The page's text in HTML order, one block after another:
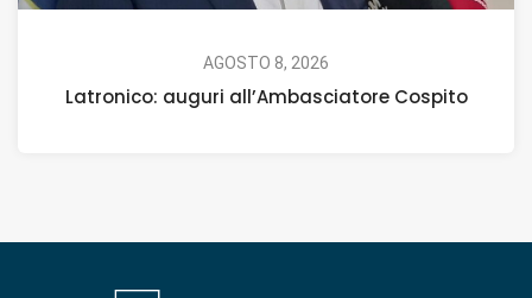
AGOSTO 8, 2026
Latronico: auguri all’Ambasciatore Cospito